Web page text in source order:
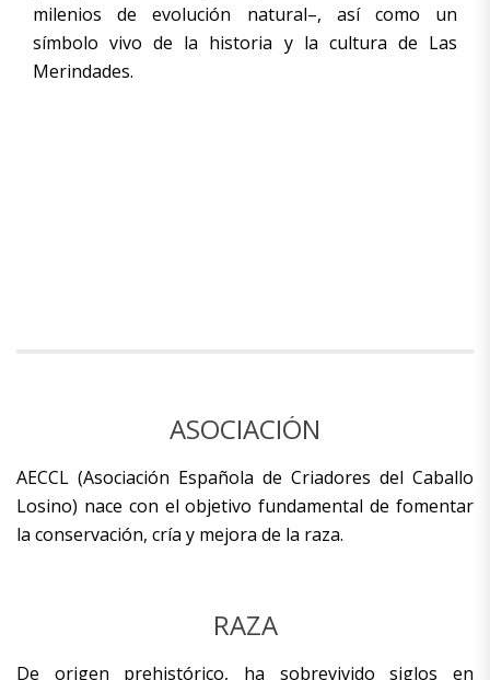
milenios de evolución natural–, así como un
símbolo vivo de la historia y la cultura de Las
Merindades.
ASOCIACIÓN
AECCL (Asociación Española de Criadores del Caballo
Losino) nace con el objetivo fundamental de fomentar
la conservación, cría y mejora de la raza.
RAZA
De origen prehistórico, ha sobrevivido siglos en